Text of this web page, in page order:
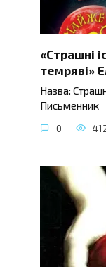
«Страшні
темряві»
Назва:
Письменник
0